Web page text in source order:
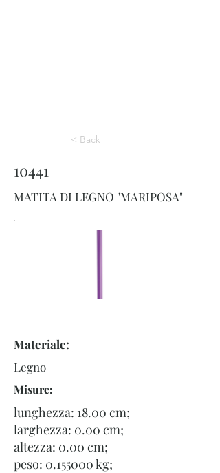
< Back
10441
MATITA DI LEGNO "MARIPOSA"
Materiale:
Legno
Misure:
lunghezza: 18.00 cm;
larghezza: 0.00 cm;
altezza: 0.00 cm;
peso: 0.155000kg;